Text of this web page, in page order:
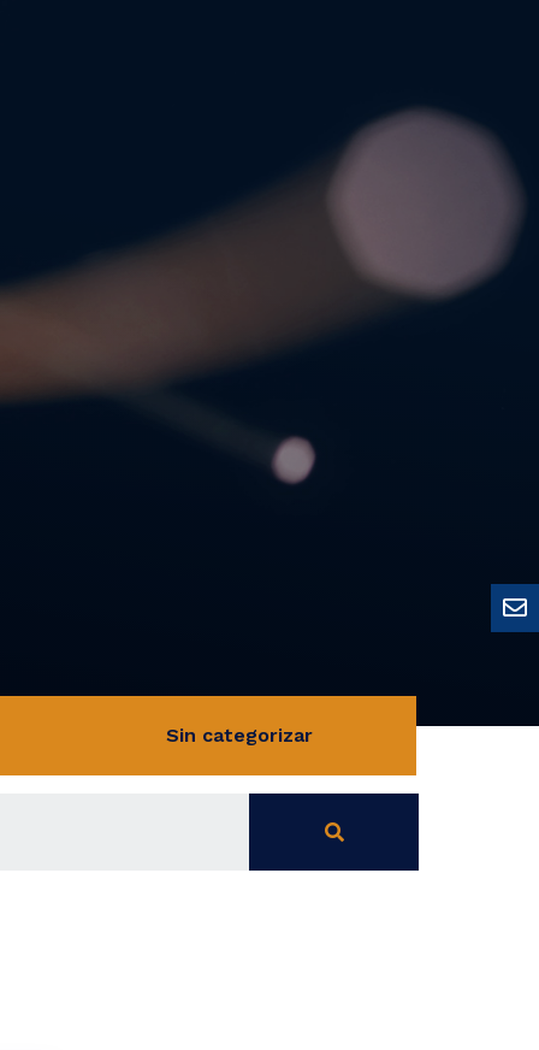
Sin categorizar